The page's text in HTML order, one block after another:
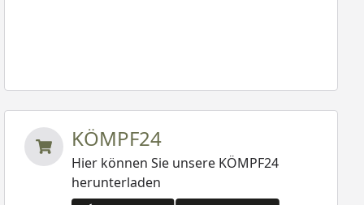
KÖMPF24
Hier können Sie unsere KÖMPF24
herunterladen